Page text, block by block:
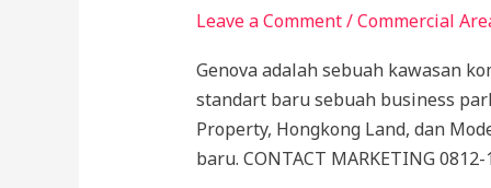
Leave a Comment/Commercial
Genova adalah sebuah kawasan
standart baru sebuah business
Property, Hongkong Land, dan
baru. CONTACT MARKETING